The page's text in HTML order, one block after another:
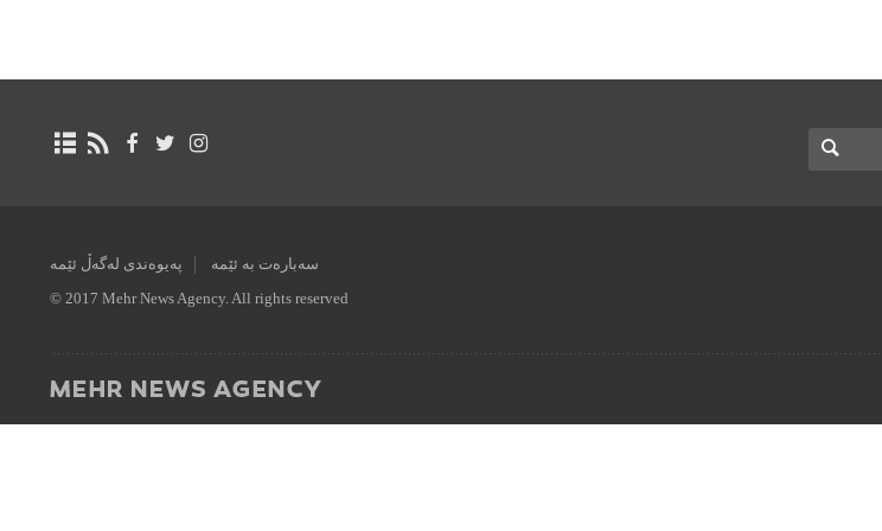
سەبارەت بە ئێمە پەیوەندی لەگەڵ ئێمە
© 2017 Mehr News Agency. All rights reserved